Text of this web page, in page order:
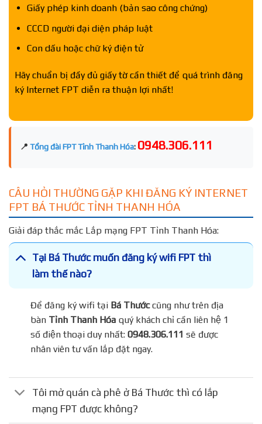
Giấy phép kinh doanh (bản sao công chứng)
CCCD người đại diện pháp luật
Con dấu hoặc chữ ký điện tử
Hãy chuẩn bị đầy đủ giấy tờ cần thiết để quá trình đăng
ký Internet FPT diễn ra thuận lợi nhất!
📍 Tổng đài FPT Tỉnh Thanh Hóa: 0948.306.111
CÂU HỎI THƯỜNG GẶP KHI ĐĂNG KÝ INTERNET
FPT BÁ THƯỚC TỈNH THANH HÓA
Giải đáp thắc mắc Lắp mạng FPT Tỉnh Thanh Hóa:
Tại Bá Thước muốn đăng ký wifi FPT thì
làm thế nào?
Để đăng ký wifi tạiBá Thướccũng như trên địa
bànTỉnh Thanh Hóaquý khách chỉ cần liên hệ 1
số điện thoại duy nhất:0948.306.111 sẽ được
nhân viên tư vấn lắp đặt ngay.
Tôi mở quán cà phê ở Bá Thước thì có lắp
mạng FPT được không?